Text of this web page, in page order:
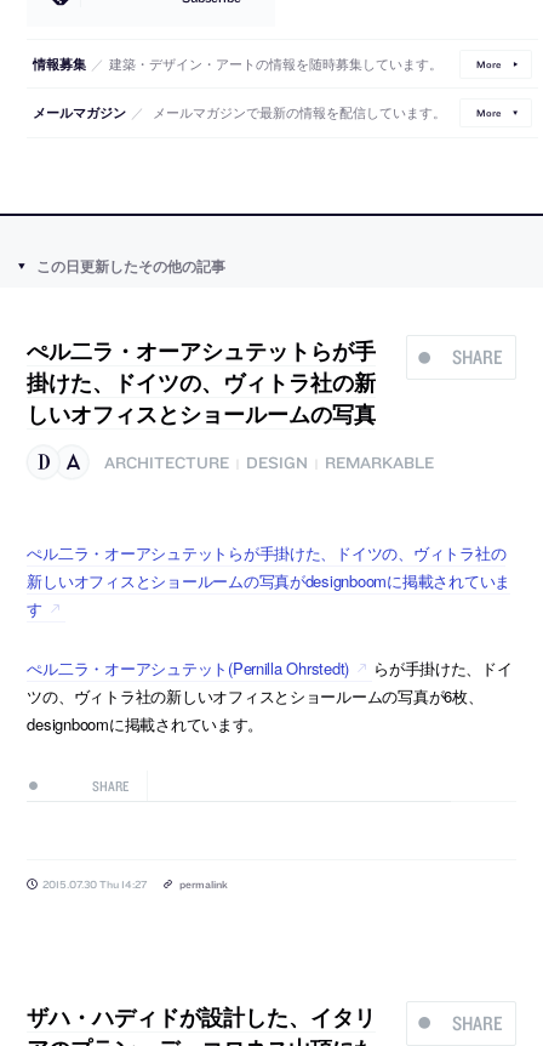
情報募集 ／ 建築・デザイン・アートの情報を随時募集しています。 More
メールマガジン ／ メールマガジンで最新の情報を配信しています。 More
この日更新したその他の記事
SHARE
ぺル二ラ・オーアシュテットらが手
掛けた、ドイツの、ヴィトラ社の新
しいオフィスとショールームの写真
ARCHITECTURE DESIGN REMARKABLE
ぺル二ラ・オーアシュテットらが手掛けた、ドイツの、ヴィトラ社の
新しいオフィスとショールームの写真がdesignboomに掲載されていま
す
ぺル二ラ・オーアシュテット(Pernilla Ohrstedt)
らが手掛けた、ドイ
ツの、ヴィトラ社の新しいオフィスとショールームの写真が6枚、
designboomに掲載されています。
SHARE
2015.07.30 Thu 14:27 permalink
SHARE
ザハ・ハディドが設計した、イタリ